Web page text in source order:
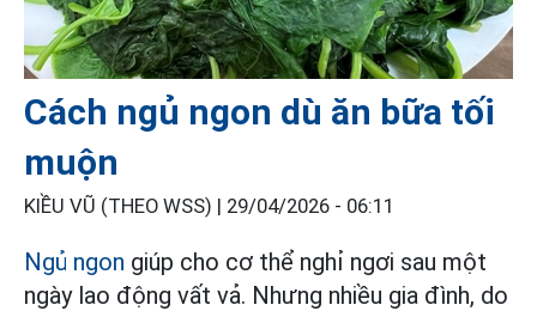
Cách ngủ ngon dù ăn bữa tối
muộn
KIỀU VŨ (THEO WSS) | 29/04/2026 - 06:11
Ngủ ngon giúp cho cơ thể nghỉ ngơi sau một
ngày lao động vất vả. Nhưng nhiều gia đình, do